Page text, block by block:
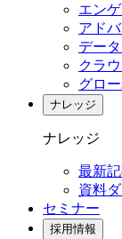
エン
アド
デー
クラ
グロ
ナレッジ
ナレッジ
最新
資料
セミナー
採用情報